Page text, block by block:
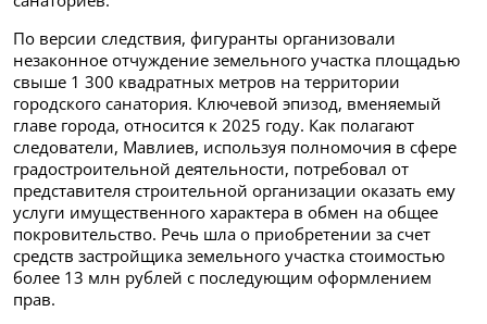
По версии следствия, фигуранты организовали
незаконное отчуждение земельного участка площадью
свыше 1 300 квадратных метров на территории
городского санатория. Ключевой эпизод, вменяемый
главе города, относится к 2025 году. Как полагают
следователи, Мавлиев, используя полномочия в сфере
градостроительной деятельности, потребовал от
представителя строительной организации оказать ему
услуги имущественного характера в обмен на общее
покровительство. Речь шла о приобретении за счет
средств застройщика земельного участка стоимостью
более 13 млн рублей с последующим оформлением
прав.